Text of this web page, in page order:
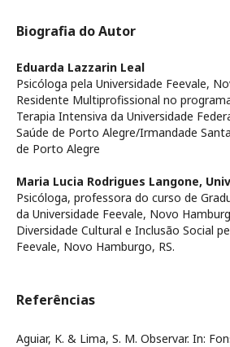
Biografia do Autor
Eduarda Lazzarin Leal
Psicóloga pela Universidade Feevale,
Residente Multiprofissional no
Terapia Intensiva da Universidade
Saúde de Porto Alegre/Irmandade
de Porto Alegre
Maria Lucia Rodrigues Langone,
Psicóloga, professora do curso de
da Universidade Feevale, Novo
Diversidade Cultural e Inclusão Social
Feevale, Novo Hamburgo, RS.
Referências
Aguiar, K. & Lima, S. M. Observar. In: